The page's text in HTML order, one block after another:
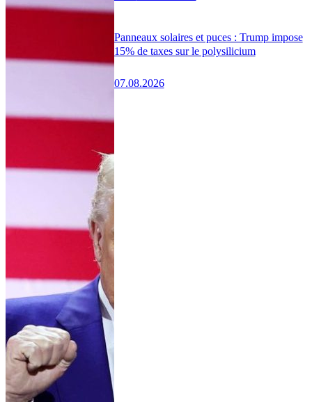
Panneaux solaires et puces : Trump impose
15% de taxes sur le polysilicium
07.08.2026